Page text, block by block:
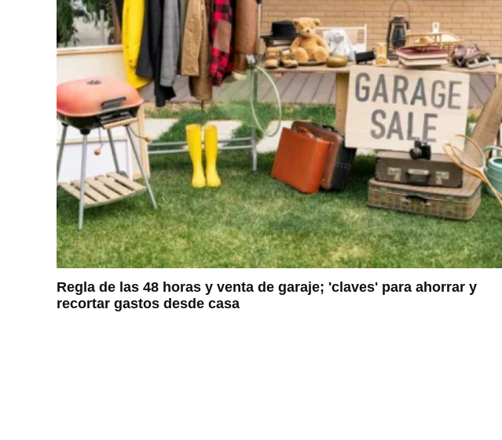
Regla de las 48 horas y venta de garaje; 'claves' para ahorrar y
recortar gastos desde casa